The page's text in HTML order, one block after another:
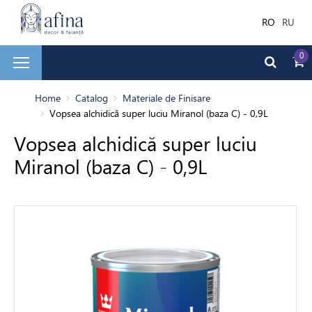
RO RU
faianță
de Finisare
0
Home Catalog
Materiale de Finisare
Vopsea alchidică super luciu Miranol (baza C) - 0,9L
Vopsea alchidică super luciu
Miranol (baza C) - 0,9L